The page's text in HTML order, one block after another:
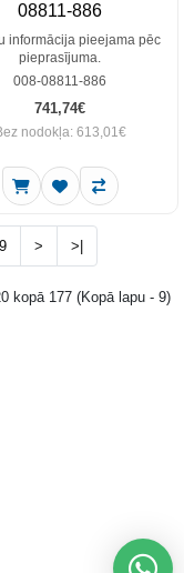
08811-886
informācija pieejama pēc
pieprasījuma.
008-08811-886
741,74€
nodokļa: 613,01€
9 > >|
kopā 177 (Kopā lapu - 9)